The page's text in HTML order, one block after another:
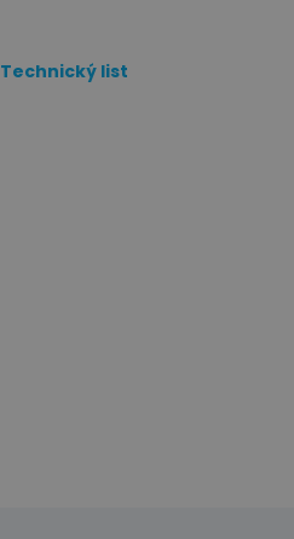
Technický list